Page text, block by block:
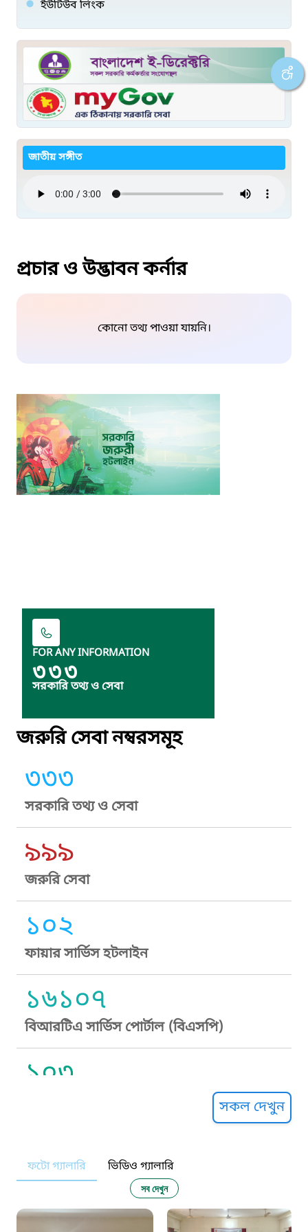
ইউটিউব লিংক
জাতীয় সঙ্গীত
প্রচার ও উদ্ভাবন কর্নার
কোনো তথ্য পাওয়া যায়নি।
FOR ANY INFORMATION
৩৩৩
সরকারি তথ্য ও সেবা
জরুরি সেবা নম্বরসমূহ
৩৩৩
সরকারি তথ্য ও সেবা
৯৯৯
জরুরি সেবা
১০২
ফায়ার সার্ভিস হটলাইন
১৬১০৭
বিআরটিএ সার্ভিস পোর্টাল (বিএসপি)
১০৩
নারী ও শিশু নির্যাতন প্রতিরোধ
১০৬
সকল দেখুন
ফটো গ্যালারি ভিডিও গ্যালারি
সব দেখুন